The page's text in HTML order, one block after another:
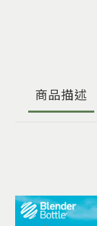
商品描述